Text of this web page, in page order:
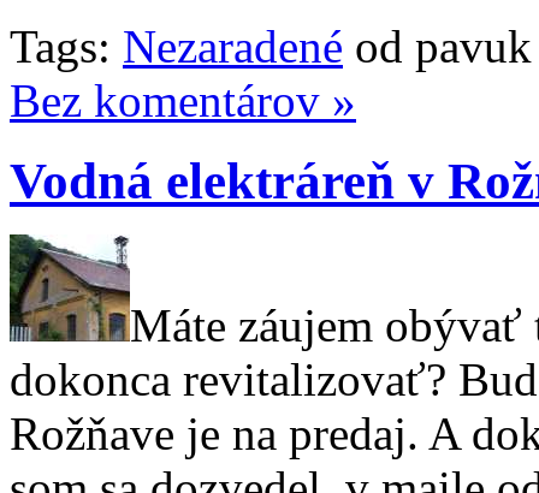
Tags: Nezaradené od pavuk
Bez komentárov »
Vodná elektráreň v
Máte záujem
dokonca revitalizovať?
Rožňave je na predaj. A